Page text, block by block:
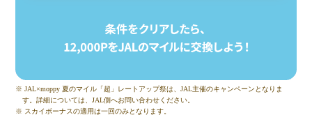
※ JAL×moppy 夏のマイル「超」レートアップ祭は、JAL主催のキャンペーンとなりま
す。詳細については、JAL側へお問い合わせください。
※ スカイボーナスの適用は一回のみとなります。